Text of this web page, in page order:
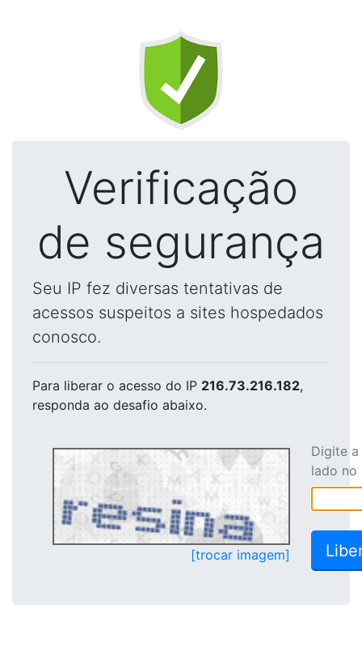
Verificação
de segurança
Seu IP fez diversas tentativas de
acessos suspeitos a sites hospedados
conosco.
Para liberar o acesso do IP 216.73.216.182,
responda ao desafio abaixo.
[trocar imagem]
Digite
lado no